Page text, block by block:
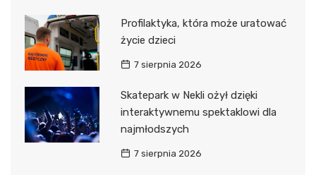
Profilaktyka, która może uratować
życie dzieci
7 sierpnia 2026
Skatepark w Nekli ożył dzięki
interaktywnemu spektaklowi dla
najmłodszych
7 sierpnia 2026